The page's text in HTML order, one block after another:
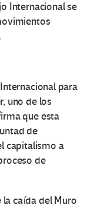
Internacional se
para
uno de los
que esta
de
capitalismo a
de
la caída del Muro